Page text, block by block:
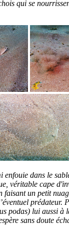
qui se
enfouie dans le
véritable cape
faisant un petit
prédateur.
podas) lui aussi à
sans doute